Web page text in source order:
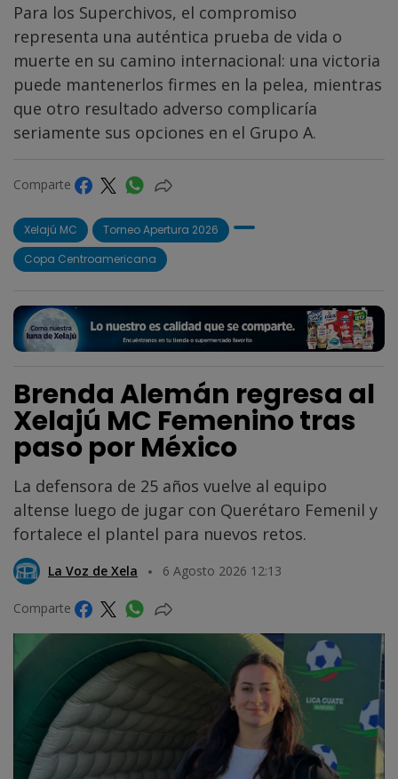
Para los Superchivos, el compromiso
representa una auténtica prueba de vida o
muerte en su camino internacional: una victoria
puede mantenerlos firmes en la pelea, mientras
que otro resultado adverso complicaría
seriamente sus opciones en el Grupo A.
Comparte
Xelajú MC
Torneo Apertura 2026
Copa Centroamericana
Brenda Alemán regresa al
Xelajú MC Femenino tras
paso por México
La defensora de 25 años vuelve al equipo
altense luego de jugar con Querétaro Femenil y
fortalece el plantel para nuevos retos.
La Voz de Xela 6 Agosto 2026 12:13
Comparte